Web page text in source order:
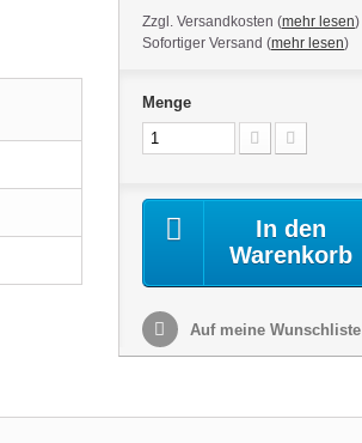
Zzgl. Versandkosten (mehr lesen)
Sofortiger Versand (mehr lesen)
Menge
In den
Warenkorb
Auf meine Wunschliste